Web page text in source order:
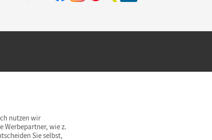
innerhalb Deutschlands
nutzen wir
Werbepartner, wie z.
Sie selbst,